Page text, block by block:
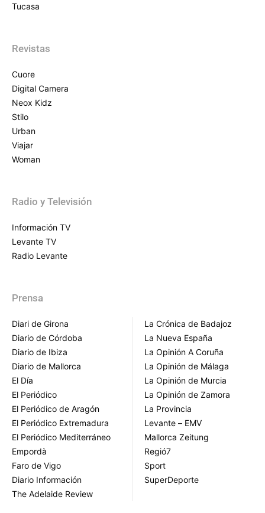
Tucasa
Revistas
Cuore
Digital Camera
Neox Kidz
Stilo
Urban
Viajar
Woman
Radio y Televisión
Información TV
Levante TV
Radio Levante
Prensa
Diari de Girona
Diario de Córdoba
Diario de Ibiza
Diario de Mallorca
El Día
El Periódico
El Periódico de Aragón
El Periódico Extremadura
El Periódico Mediterráneo
Empordà
Faro de Vigo
Diario Información
The Adelaide Review
La Crónica de Badajoz
La Nueva España
La Opinión A Coruña
La Opinión de Málaga
La Opinión de Murcia
La Opinión de Zamora
La Provincia
Levante – EMV
Mallorca Zeitung
Regió7
Sport
SuperDeporte